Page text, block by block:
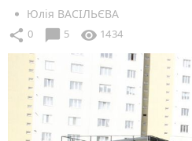
Юлія ВАСІЛЬЄВА
share 0 chat_bubble 5 visibility 1434